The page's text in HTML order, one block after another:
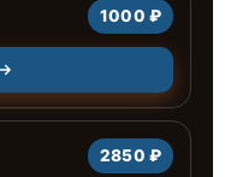
1000 ₽
2850 ₽